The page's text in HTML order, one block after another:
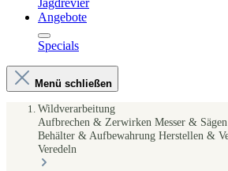
Angebote
Specials
Menü schließen
Wildverarbeitung
Aufbrechen & Zerwirken Messer & Sägen
Behälter & Aufbewahrung Herstellen &
Veredeln